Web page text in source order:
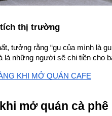
tích thị trường
tưởng rằng “gu của mình là
là những người sẽ chi tiền cho
KHI MỞ QUÁN CAFE
mở quán cà phê